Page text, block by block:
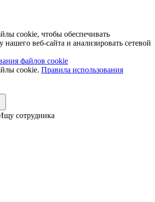
cookie, чтобы обеспечивать
нашего веб-сайта и анализировать сетевой
файлов cookie
cookie. Правила использования
сотрудника